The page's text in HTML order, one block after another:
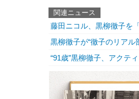
関連ニュース
藤田ニコル、黒柳徹子を
黒柳徹子が“徹子のリアル
“91歳”黒柳徹子、アクテ